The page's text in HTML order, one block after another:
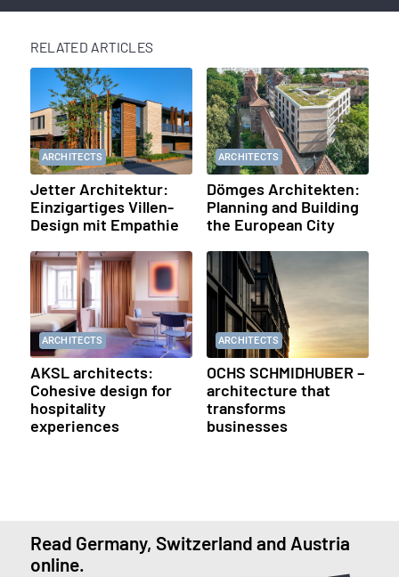
RELATED ARTICLES
ARCHITECTS
Jetter Architektur:
Einzigartiges Villen-
Design mit Empathie
ARCHITECTS
Dömges Architekten:
Planning and Building
the European City
ARCHITECTS
AKSL architects:
Cohesive design for
hospitality
experiences
ARCHITECTS
OCHS SCHMIDHUBER –
architecture that
transforms
businesses
Read Germany, Switzerland and Austria
online.